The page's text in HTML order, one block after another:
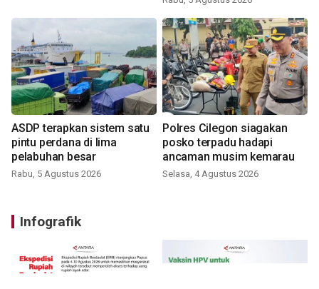
ASDP terapkan sistem satu
pintu perdana di lima
pelabuhan besar
Rabu, 5 Agustus 2026
Polres Cilegon siagakan
posko terpadu hadapi
ancaman musim kemarau
Selasa, 4 Agustus 2026
Infografik